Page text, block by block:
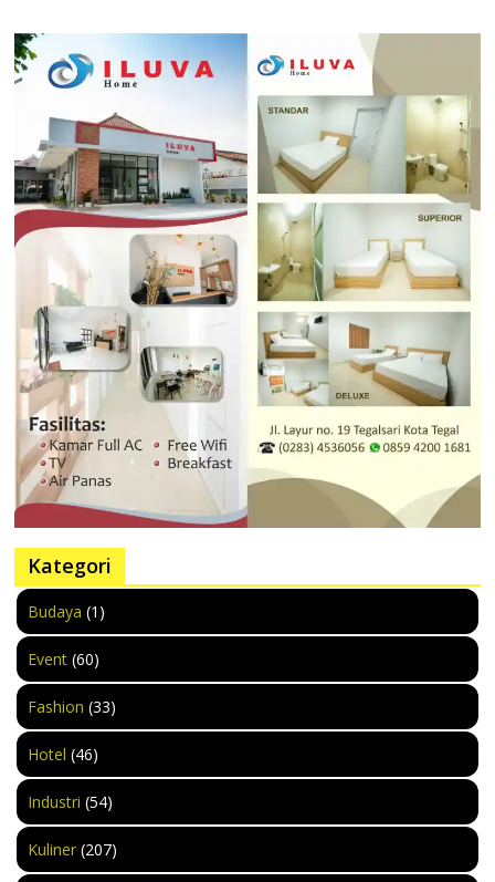
Kategori
Budaya (1)
Event (60)
Fashion (33)
Hotel (46)
Industri (54)
Kuliner (207)